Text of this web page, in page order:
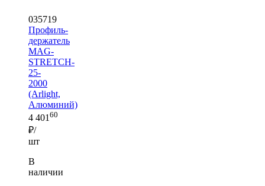
035719
Профиль-
держатель
MAG-
STRETCH-
25-
2000
(Arlight,
Алюминий)
4 401 60
₽/
шт
В
наличии